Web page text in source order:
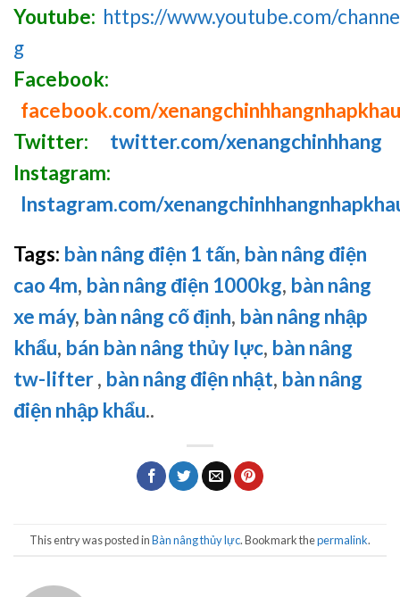
Youtube: https://www.youtube.com/
g
Facebook:
facebook.com/xenangchinhhangnhapkhau
Twitter:
twitter.com/xenangchinhhang
Instagram:
Instagram.com/
Tags: bàn nâng điện 1 tấn, bàn nâng điện
cao 4m, bàn nâng điện 1000kg, bàn nâng
xe máy, bàn nâng cố định, bàn nâng nhập
khẩu, bán bàn nâng thủy lực, bàn nâng
tw-lifter, bàn nâng điện nhật, bàn nâng
điện nhập khẩu..
This entry was posted inBàn nâng thủy lực. Bookmark thepermalink.